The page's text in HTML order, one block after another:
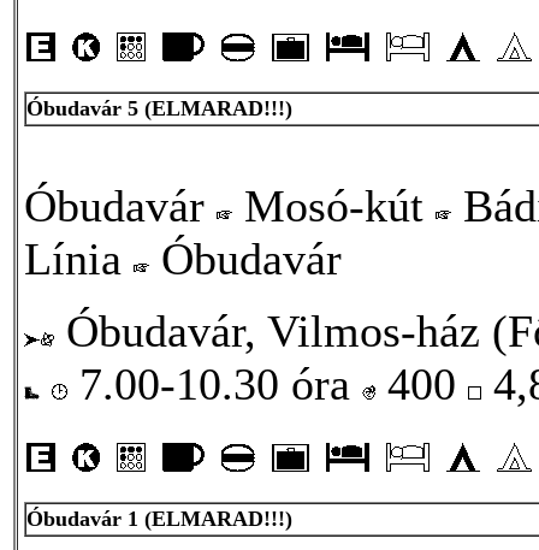
Óbudavár 5 (ELMARAD!!!)
Óbudavár Mosó-kút
Línia
Óbudavár
Óbudavár, Vilmos-ház
7.00-10.30 óra
400
Óbudavár 1 (ELMARAD!!!)